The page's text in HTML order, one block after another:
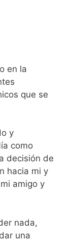
en la
que se
y
como
decisión de
hacia mi y
amigo y
nada,
una